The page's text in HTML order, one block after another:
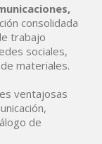
consolidada
trabajo
sociales,
materiales.
ventajosas
de